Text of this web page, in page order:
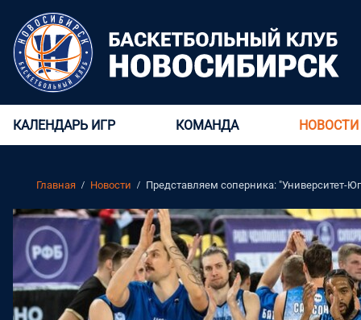
КАЛЕНДАРЬ ИГР КОМАНДА НОВОСТИ
Главная Новости Представляем соперника: "Университет-